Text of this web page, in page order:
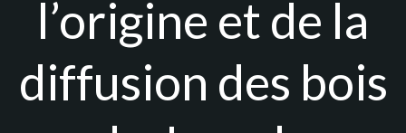
l’origine et de la
diffusion des bois